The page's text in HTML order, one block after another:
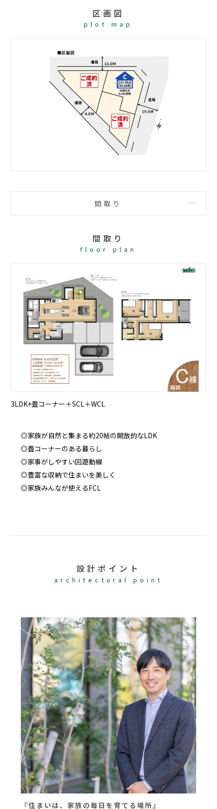
区画図
plot map
間取り
間取り
floor plan
3LDK+畳コーナー＋SCL＋WCL
◎家族が自然と集まる約20帖の開放的なLDK
◎畳コーナーのある暮らし
◎家事がしやすい回遊動線
◎豊富な収納で住まいを美しく
◎家族みんなが使えるFCL
設計ポイント
architectural point
『住まいは、家族の毎日を育てる場所』